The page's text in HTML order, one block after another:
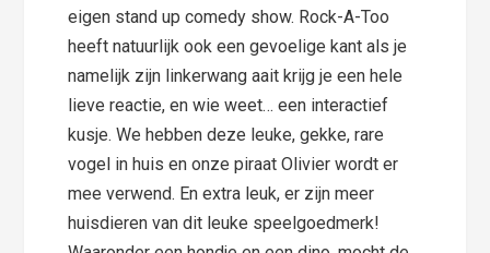
eigen stand up comedy show. Rock-A-Too
heeft natuurlijk ook een gevoelige kant als je
namelijk zijn linkerwang aait krijg je een hele
lieve reactie, en wie weet… een interactief
kusje. We hebben deze leuke, gekke, rare
vogel in huis en onze piraat Olivier wordt er
mee verwend. En extra leuk, er zijn meer
huisdieren van dit leuke speelgoedmerk!